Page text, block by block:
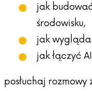
jak
środowisku,
jak
jak łączyć
posłuchaj rozmowy